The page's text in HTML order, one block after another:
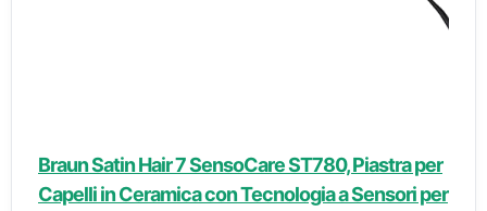
Braun Satin Hair 7 SensoCare ST780, Piastra per
Capelli in Ceramica con Tecnologia a Sensori per